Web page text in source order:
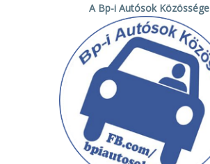
A Bp-i Autósok Közössége